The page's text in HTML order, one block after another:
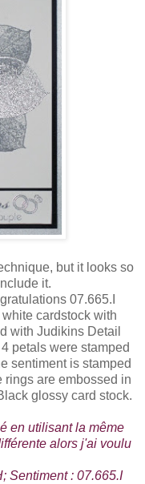
but it looks so
it.
07.665.I
cardstock with
with Judikins Detail
petals were stamped
sentiment is stamped
rings are embossed in
glossy card stock.
en utilisant la même
alors j'ai voulu
Sentiment : 07.665.I